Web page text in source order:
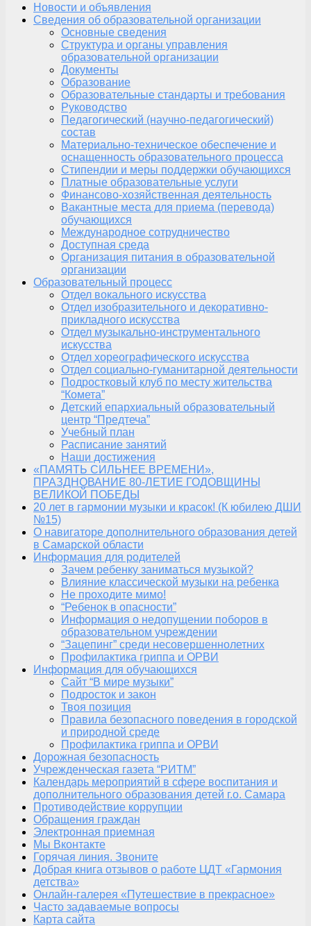
Новости и объявления
Сведения об образовательной организации
Основные сведения
Структура и органы управления
образовательной организации
Документы
Образование
Образовательные стандарты и требования
Руководство
Педагогический (научно-педагогический)
состав
Материально-техническое обеспечение и
оснащенность образовательного процесса
Стипендии и меры поддержки обучающихся
Платные образовательные услуги
Финансово-хозяйственная деятельность
Вакантные места для приема (перевода)
обучающихся
Международное сотрудничество
Доступная среда
Организация питания в образовательной
организации
Образовательный процесс
Отдел вокального искусства
Отдел изобразительного и декоративно-
прикладного искусства
Отдел музыкально-инструментального
искусства
Отдел хореографического искусства
Отдел социально-гуманитарной деятельности
Подростковый клуб по месту жительства
“Комета”
Детский епархиальный образовательный
центр “Предтеча”
Учебный план
Расписание занятий
Наши достижения
«ПАМЯТЬ СИЛЬНЕЕ ВРЕМЕНИ»,
ПРАЗДНОВАНИЕ 80-ЛЕТИЕ ГОДОВЩИНЫ
ВЕЛИКОЙ ПОБЕДЫ
20 лет в гармонии музыки и красок! (К юбилею ДШИ
№15)
О навигаторе дополнительного образования детей
в Самарской области
Информация для родителей
Зачем ребенку заниматься музыкой?
Влияние классической музыки на ребенка
Не проходите мимо!
“Ребенок в опасности”
Информация о недопущении поборов в
образовательном учреждении
“Зацепинг” среди несовершеннолетних
Профилактика гриппа и ОРВИ
Информация для обучающихся
Сайт “В мире музыки”
Подросток и закон
Твоя позиция
Правила безопасного поведения в городской
и природной среде
Профилактика гриппа и ОРВИ
Дорожная безопасность
Учрежденческая газета “РИТМ”
Календарь мероприятий в сфере воспитания и
дополнительного образования детей г.о. Самара
Противодействие коррупции
Обращения граждан
Электронная приемная
Мы Вконтакте
Горячая линия. Звоните
Добрая книга отзывов о работе ЦДТ «Гармония
детства»
Онлайн-галерея «Путешествие в прекрасное»
Часто задаваемые вопросы
Карта сайта